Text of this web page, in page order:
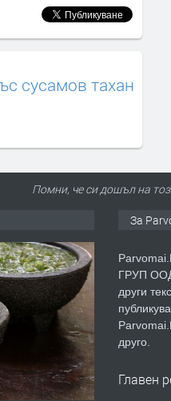
сусамов тахан
Помни, че си дошъл на
За
ГРУП
други
друго.
Главен